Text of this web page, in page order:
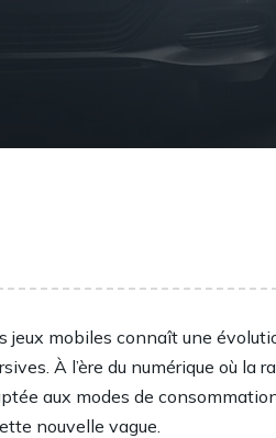
jeux mobiles connaît une
À l’ère du numérique où
aux modes de
nouvelle vague.